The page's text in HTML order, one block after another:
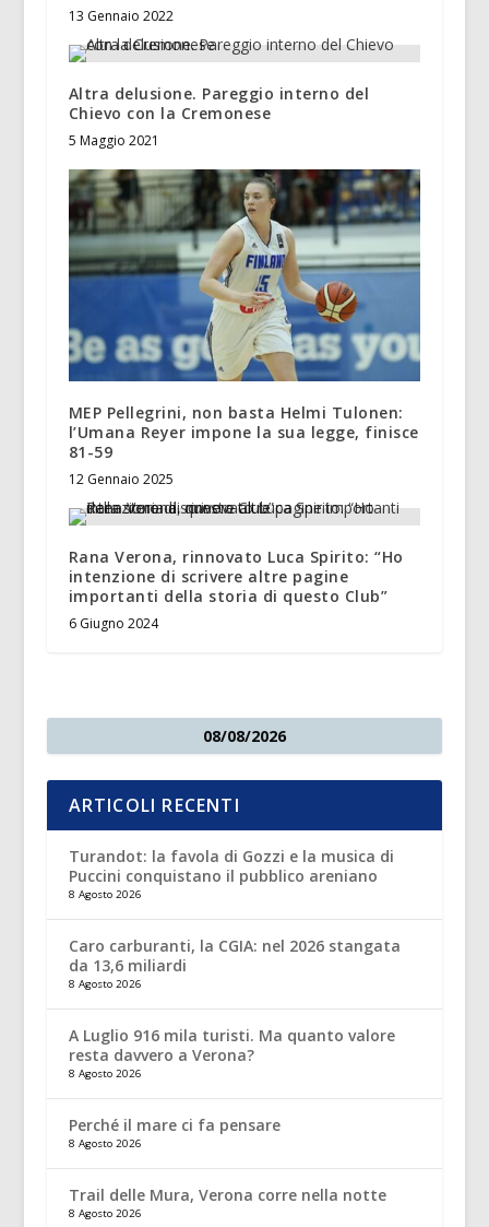
13 Gennaio 2022
Altra delusione. Pareggio interno del
Chievo con la Cremonese
5 Maggio 2021
MEP Pellegrini, non basta Helmi Tulonen:
l’Umana Reyer impone la sua legge, finisce
81-59
12 Gennaio 2025
Rana Verona, rinnovato Luca Spirito: “Ho
intenzione di scrivere altre pagine
importanti della storia di questo Club”
6 Giugno 2024
08/08/2026
ARTICOLI RECENTI
Turandot: la favola di Gozzi e la musica di
Puccini conquistano il pubblico areniano
8 Agosto 2026
Caro carburanti, la CGIA: nel 2026 stangata
da 13,6 miliardi
8 Agosto 2026
A Luglio 916 mila turisti. Ma quanto valore
resta davvero a Verona?
8 Agosto 2026
Perché il mare ci fa pensare
8 Agosto 2026
Trail delle Mura, Verona corre nella notte
8 Agosto 2026